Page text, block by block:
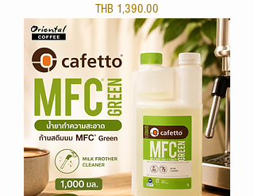
Price
THB 1,390.00